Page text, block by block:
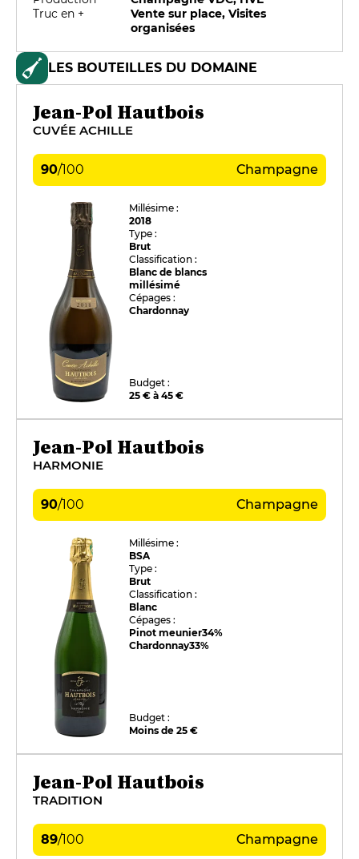
Truc en +
Vente sur place, Visites
organisées
LES BOUTEILLES DU DOMAINE
Jean-Pol Hautbois
CUVÉE ACHILLE
90/100 Champagne
Millésime :
2018
Type :
Brut
Classification :
Blanc de blancs
millésimé
Cépages :
Chardonnay
Budget :
25 € à 45 €
Jean-Pol Hautbois
HARMONIE
90/100 Champagne
Millésime :
BSA
Type :
Brut
Classification :
Blanc
Cépages :
Pinot meunier34%
Chardonnay33%
Budget :
Moins de 25 €
Jean-Pol Hautbois
TRADITION
89/100 Champagne